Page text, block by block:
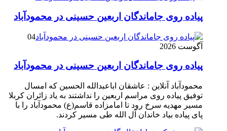
پیاده روی جاماندگان اربعین حسینی در محمودآباد
04
آگوست 2026
پیاده روی جاماندگان اربعین حسینی در محمودآباد
محمودآباد آنلاین : عاشقان اباعبدالله الحسین که امسال
توفیق پیاده روی مراسم اربعین را نداشتند به یاد زائران کربلا
مسیر مهدیه سرخ رود تا امامزاده قاسم(ع) محمودآباد را با
پای پیاده بیاد خاندان آل الله طی مسیر کردند.